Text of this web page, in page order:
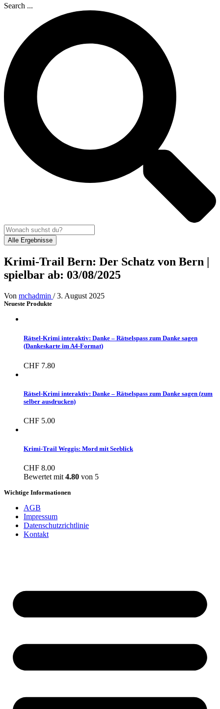
Search ...
Alle Ergebnisse
Krimi-Trail Bern: Der Schatz von Bern |
spielbar ab: 03/08/2025
Von mchadmin /3. August 2025
Neueste Produkte
Rätsel-Krimi interaktiv: Danke – Rätselspass zum Danke sagen
(Dankeskarte im A4-Format)
CHF 7.80
Rätsel-Krimi interaktiv: Danke – Rätselspass zum Danke sagen (zum
selber ausdrucken)
CHF 5.00
Krimi-Trail Weggis: Mord mit Seeblick
CHF 8.00
Bewertet mit 4.80 von 5
Wichtige Informationen
AGB
Impressum
Datenschutzrichtlinie
Kontakt